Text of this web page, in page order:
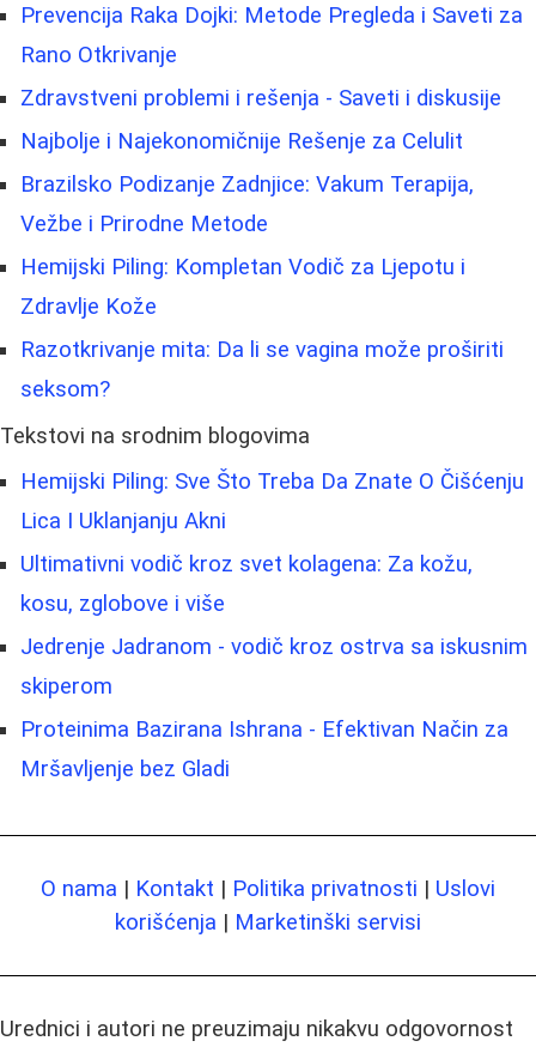
Prevencija Raka Dojki: Metode Pregleda i Saveti za
Rano Otkrivanje
Zdravstveni problemi i rešenja - Saveti i diskusije
Najbolje i Najekonomičnije Rešenje za Celulit
Brazilsko Podizanje Zadnjice: Vakum Terapija,
Vežbe i Prirodne Metode
Hemijski Piling: Kompletan Vodič za Ljepotu i
Zdravlje Kože
Razotkrivanje mita: Da li se vagina može proširiti
seksom?
Tekstovi na srodnim blogovima
Hemijski Piling: Sve Što Treba Da Znate O Čišćenju
Lica I Uklanjanju Akni
Ultimativni vodič kroz svet kolagena: Za kožu,
kosu, zglobove i više
Jedrenje Jadranom - vodič kroz ostrva sa iskusnim
skiperom
Proteinima Bazirana Ishrana - Efektivan Način za
Mršavljenje bez Gladi
O nama | Kontakt | Politika privatnosti | Uslovi
korišćenja | Marketinški servisi
Urednici i autori ne preuzimaju nikakvu odgovornost